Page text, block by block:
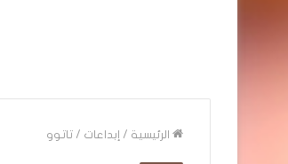
الرئيسية / إبداعات / تاتوو